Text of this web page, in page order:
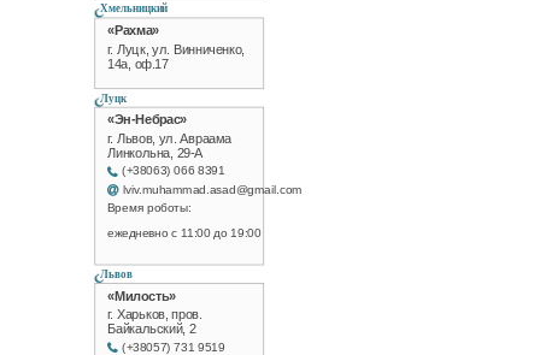
Хмельницкий
«Рахма»
г. Луцк, ул. Винниченко,
14а, оф.17
Луцк
«Эн-Небрас»
г. Львов, ул. Авраама
Линкольна, 29-А
(+38063) 066 8391
lviv.muhammad.asad@gmail.com
Время роботы:
ежедневно с 11:00 до 19:00
Львов
«Милость»
г. Харьков, пров.
Байкальский, 2
(+38057) 731 9519